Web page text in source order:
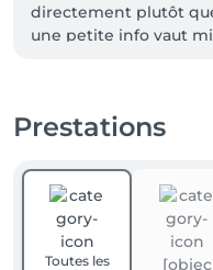
directement plutôt
une petite info vaut
pour le jour de notre
Prestations
Toutes les